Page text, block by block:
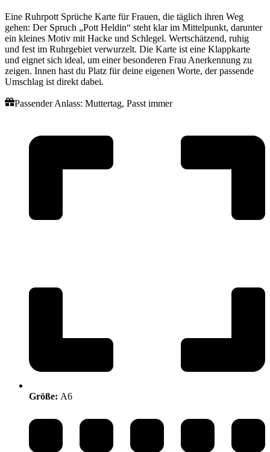
Eine Ruhrpott Sprüche Karte für Frauen, die täglich ihren Weg
gehen: Der Spruch „Pott Heldin“ steht klar im Mittelpunkt, darunter
ein kleines Motiv mit Hacke und Schlegel. Wertschätzend, ruhig
und fest im Ruhrgebiet verwurzelt. Die Karte ist eine Klappkarte
und eignet sich ideal, um einer besonderen Frau Anerkennung zu
zeigen. Innen hast du Platz für deine eigenen Worte, der passende
Umschlag ist direkt dabei.
Passender Anlass: Muttertag, Passt immer
Größe: A6